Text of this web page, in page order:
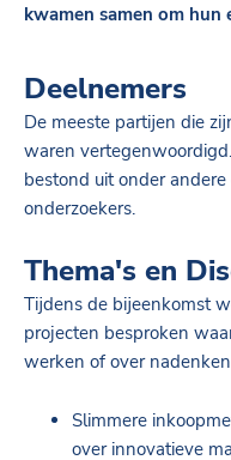
kwamen samen om hun
Deelnemers
De meeste partijen die
waren
bestond uit onder
onderzoekers.
Thema's en
Tijdens de bijeenkomst
projecten besproken
werken of over
Slimmere
over innovatieve